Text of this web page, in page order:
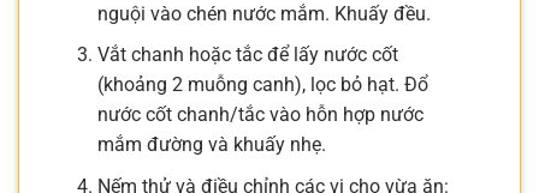
nguội vào chén nước mắm. Khuấy đều.
Vắt chanh hoặc tắc để lấy nước cốt
(khoảng 2 muỗng canh), lọc bỏ hạt. Đổ
nước cốt chanh/tắc vào hỗn hợp nước
mắm đường và khuấy nhẹ.
Nếm thử và điều chỉnh các vị cho vừa ăn: